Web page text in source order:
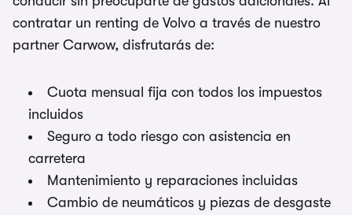
contratar un renting de Volvo a través de nuestro
partner Carwow, disfrutarás de:
Cuota mensual fija con todos los impuestos
incluidos
Seguro a todo riesgo con asistencia en
carretera
Mantenimiento y reparaciones incluidas
Cambio de neumáticos y piezas de desgaste